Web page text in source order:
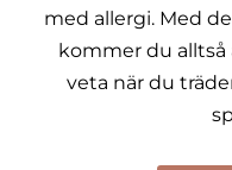
med allergi. Med
kommer du
veta när du